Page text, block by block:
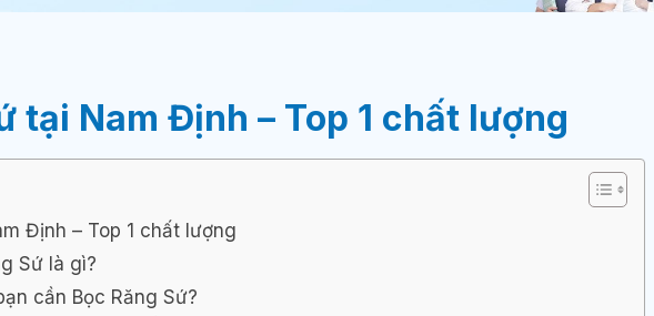
tại Nam Định – Top 1 chất lượng
Định – Top 1 chất lượng
Sứ là gì?
cần Bọc Răng Sứ?